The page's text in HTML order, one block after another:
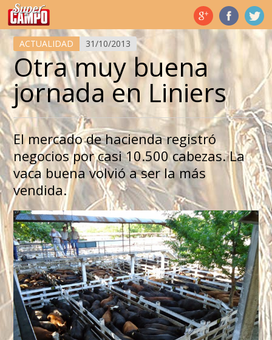
Temas de hoy
ACTUALIDAD 31/10/2013
Otra muy buena
jornada en Liniers
El mercado de hacienda registró
negocios por casi 10.500 cabezas. La
vaca buena volvió a ser la más
vendida.